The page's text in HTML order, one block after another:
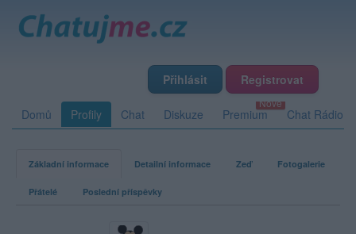
Přihlásit Registrovat
Domů Profily Chat Diskuze Premium Chat Rádio
Základní informace Detailní informace Zeď Fotogalerie
Přátelé Poslední příspěvky